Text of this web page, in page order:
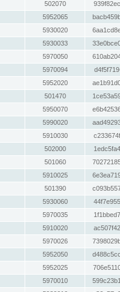
502070
5952065
5930020
5930033
5970050
5970094
5952020
501470
5950070
5990020
5910030
502000
501060
5910025
501390
5930060
5970035
5910020
5970026
5952050
5952025
5970010